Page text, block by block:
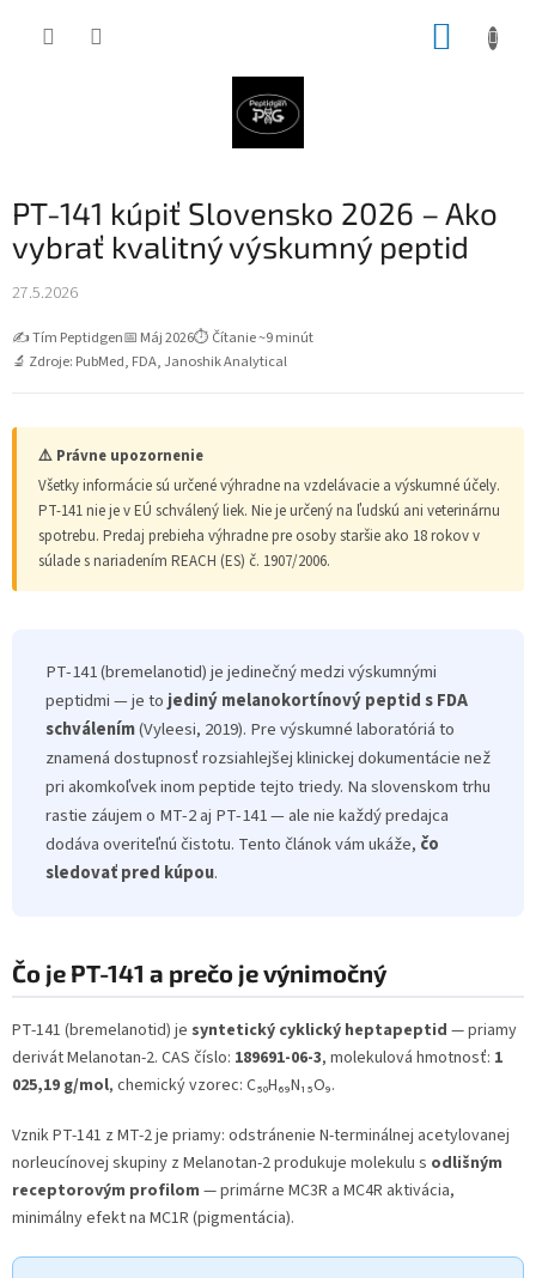
PT-141 kúpiť Slovensko 2026 – Ako
vybrať kvalitný výskumný peptid
27.5.2026
✍️ Tím Peptidgen📅 Máj 2026⏱ Čítanie ~9 minút
🔬 Zdroje: PubMed, FDA, Janoshik Analytical
⚠️ Právne upozornenie
Všetky informácie sú určené výhradne na vzdelávacie a výskumné účely.
PT-141 nie je v EÚ schválený liek. Nie je určený na ľudskú ani veterinárnu
spotrebu. Predaj prebieha výhradne pre osoby staršie ako 18 rokov v
súlade s nariadením REACH (ES) č. 1907/2006.
PT-141 (bremelanotid) je jedinečný medzi výskumnými
peptidmi — je to jediný melanokortínový peptid s FDA
schválením(Vyleesi, 2019). Pre výskumné laboratóriá to
znamená dostupnosť rozsiahlejšej klinickej dokumentácie než
pri akomkoľvek inom peptide tejto triedy. Na slovenskom trhu
rastie záujem o MT-2 aj PT-141 — ale nie každý predajca
dodáva overiteľnú čistotu. Tento článok vám ukáže, čo
sledovať pred kúpou.
Čo je PT-141 a prečo je výnimočný
PT-141 (bremelanotid) je syntetický cyklický heptapeptid — priamy
derivát Melanotan-2. CAS číslo: 189691-06-3, molekulová hmotnosť: 1
025,19 g/mol, chemický vzorec: C₅₀H₆₉N₁₅O₉.
Vznik PT-141 z MT-2 je priamy: odstránenie N-terminálnej acetylovanej
norleucínovej skupiny z Melanotan-2 produkuje molekulu s odlišným
receptorovým profilom — primárne MC3R a MC4R aktivácia,
minimálny efekt na MC1R (pigmentácia).